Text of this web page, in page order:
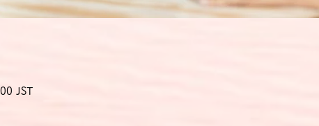
JST